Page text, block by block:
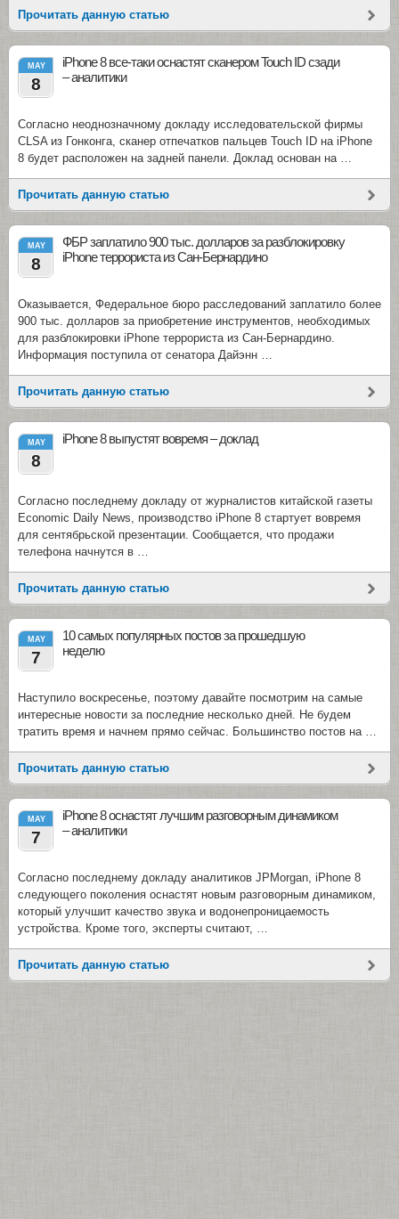
Прочитать данную статью
MAY
8
iPhone 8 все-таки оснастят сканером Touch ID сзади
– аналитики
Согласно неоднозначному докладу исследовательской фирмы
CLSA из Гонконга, сканер отпечатков пальцев Touch ID на iPhone
8 будет расположен на задней панели. Доклад основан на …
Прочитать данную статью
MAY
8
ФБР заплатило 900 тыс. долларов за разблокировку
iPhone террориста из Сан-Бернардино
Оказывается, Федеральное бюро расследований заплатило более
900 тыс. долларов за приобретение инструментов, необходимых
для разблокировки iPhone террориста из Сан-Бернардино.
Информация поступила от сенатора Дайэнн …
Прочитать данную статью
MAY
8
iPhone 8 выпустят вовремя – доклад
Согласно последнему докладу от журналистов китайской газеты
Economic Daily News, производство iPhone 8 стартует вовремя
для сентябрьской презентации. Сообщается, что продажи
телефона начнутся в …
Прочитать данную статью
MAY
7
10 самых популярных постов за прошедшую
неделю
Наступило воскресенье, поэтому давайте посмотрим на самые
интересные новости за последние несколько дней. Не будем
тратить время и начнем прямо сейчас. Большинство постов на …
Прочитать данную статью
MAY
7
iPhone 8 оснастят лучшим разговорным динамиком
– аналитики
Согласно последнему докладу аналитиков JPMorgan, iPhone 8
следующего поколения оснастят новым разговорным динамиком,
который улучшит качество звука и водонепроницаемость
устройства. Кроме того, эксперты считают, …
Прочитать данную статью